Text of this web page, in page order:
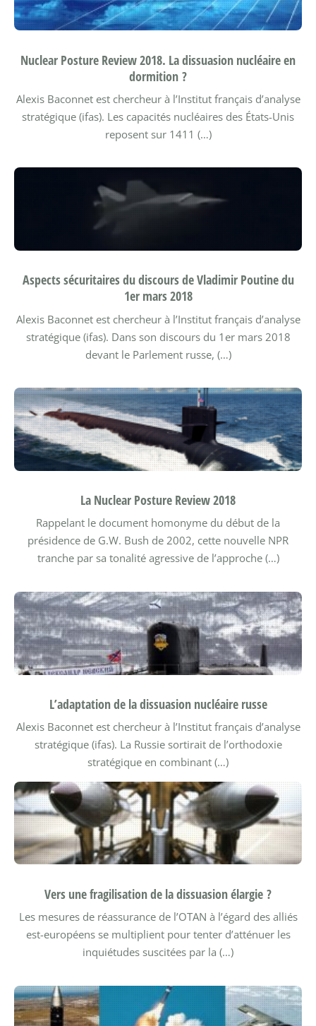
Nuclear Posture Review 2018. La dissuasion nucléaire en
dormition ?
Alexis Baconnet est chercheur à l’Institut français d’analyse
stratégique (ifas). Les capacités nucléaires des États-Unis
reposent sur 1411 (…)
Aspects sécuritaires du discours de Vladimir Poutine du
1er mars 2018
Alexis Baconnet est chercheur à l’Institut français d’analyse
stratégique (ifas). Dans son discours du 1er mars 2018
devant le Parlement russe, (…)
La Nuclear Posture Review 2018
Rappelant le document homonyme du début de la
présidence de G.W. Bush de 2002, cette nouvelle NPR
tranche par sa tonalité agressive de l’approche (…)
L’adaptation de la dissuasion nucléaire russe
Alexis Baconnet est chercheur à l’Institut français d’analyse
stratégique (ifas). La Russie sortirait de l’orthodoxie
stratégique en combinant (…)
Vers une fragilisation de la dissuasion élargie ?
Les mesures de réassurance de l’OTAN à l’égard des alliés
est-européens se multiplient pour tenter d’atténuer les
inquiétudes suscitées par la (…)